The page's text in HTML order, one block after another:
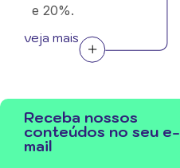
e 20%.
veja mais
Receba nossos
conteúdos no seu e-
mail